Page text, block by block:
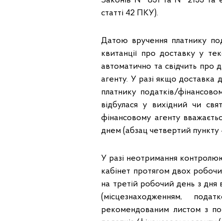
статті 42 ПКУ).
Датою вручення платнику
квитанції про доставку у
автоматично та свідчить про
агенту. У разі якщо доставка
платнику податків/
відбулася у вихідний чи
фінансовому агенту
днем (абзац четвертий пункту
У разі неотримання
кабінет протягом двох
на третій робочий день з дня
(місцезнаходженням,
рекомендованим листом з